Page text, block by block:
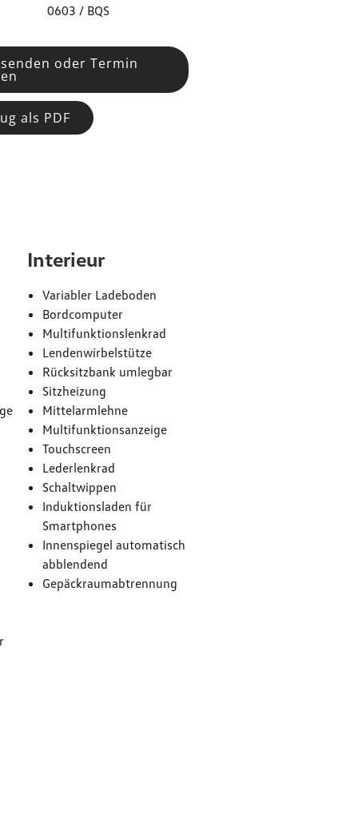
0603 / BQS
oder Termin
als PDF
Interieur
Variabler Ladeboden
Bordcomputer
Multifunktionslenkrad
Lendenwirbelstütze
Rücksitzbank umlegbar
Sitzheizung
Mittelarmlehne
Multifunktionsanzeige
Touchscreen
Lederlenkrad
Schaltwippen
Induktionsladen für
Smartphones
Innenspiegel automatisch
abblendend
Gepäckraumabtrennung